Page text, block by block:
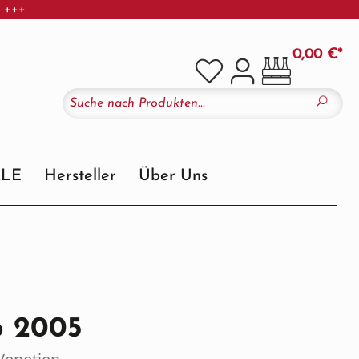
0,00 €*
Hersteller Über Uns
2005